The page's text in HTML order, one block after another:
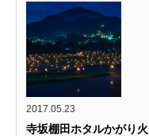
2017.05.23
寺坂棚田ホタルかがり